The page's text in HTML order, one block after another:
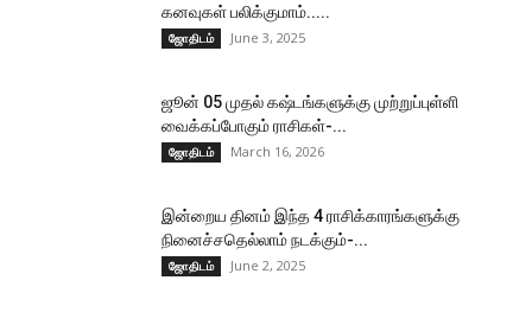
கனவுகள் பலிக்குமாம்.....
ஜோதிடம் June 3, 2025
ஜூன் 05 முதல் கஷ்டங்களுக்கு முற்றுப்புள்ளி
வைக்கப்போகும் ராசிகள்-...
ஜோதிடம் March 16, 2026
இன்றைய தினம் இந்த 4 ராசிக்காரங்களுக்கு
நினைச்சதெல்லாம் நடக்கும்-...
ஜோதிடம் June 2, 2025